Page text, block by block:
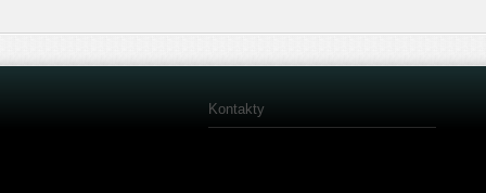
Kontakty